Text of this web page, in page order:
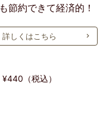
節約できて経済的！
詳しくはこちら
（税込）